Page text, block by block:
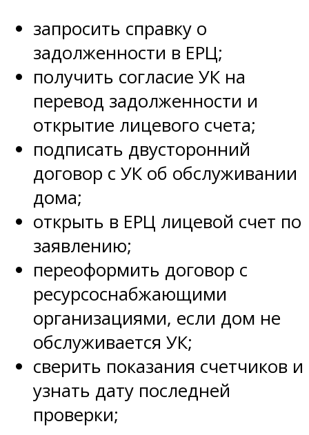
запросить справку о
задолженности в ЕРЦ;
получить согласие УК на
перевод задолженности и
открытие лицевого счета;
подписать двусторонний
договор с УК об обслуживании
дома;
открыть в ЕРЦ лицевой счет по
заявлению;
переоформить договор с
ресурсоснабжающими
организациями, если дом не
обслуживается УК;
сверить показания счетчиков и
узнать дату последней
проверки;